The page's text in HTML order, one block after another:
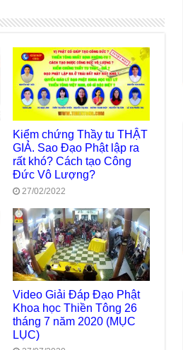
Kiểm chứng Thầy tu THẬT
GIẢ. Sao Đạo Phật lập ra
rất khó? Cách tạo Công
Đức Vô Lượng?
27/02/2022
Video Giải Đáp Đạo Phật
Khoa học Thiền Tông 26
tháng 7 năm 2020 (MỤC
LỤC)